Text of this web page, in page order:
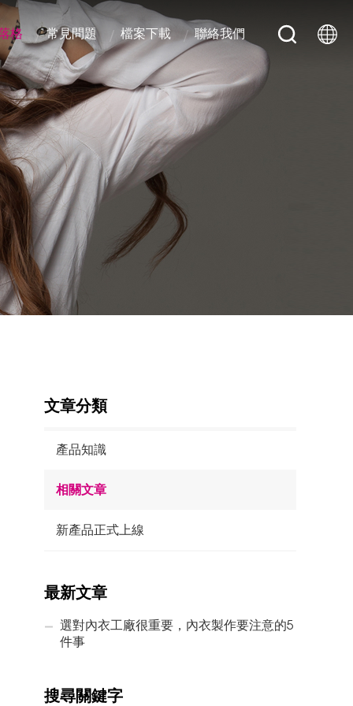
格 常見問題 檔案下載 聯絡我們
文章分類
產品知識
相關文章
新產品正式上線
最新文章
選對內衣工廠很重要，內衣製作要注意的5
件事
搜尋關鍵字